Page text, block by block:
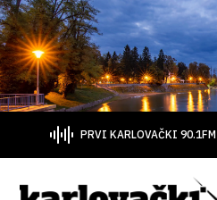
PRVI KARLOVAČKI 90.1FM